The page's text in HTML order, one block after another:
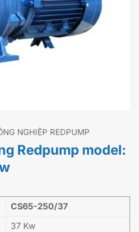
NGHIỆP REDPUMP
Redpump model:
CS65-250/37
37 Kw